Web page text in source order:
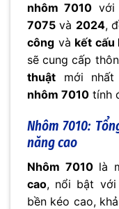
nhôm 7010 với
7075 và 2024,
công và kết cấu
sẽ cung cấp
thuật mới nhất
nhôm 7010 tính
Nhôm 7010:
năng cao
Nhôm 7010là
cao, nổi bật
bền kéo cao,